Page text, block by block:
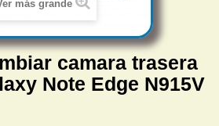
más grande
camara trasera
Note Edge N915V